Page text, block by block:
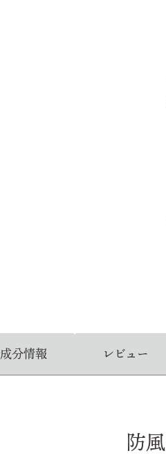
成分情報 レビュー
防